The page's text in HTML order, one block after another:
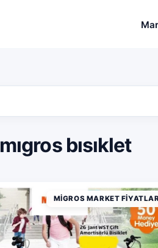
mıgros bısıklet
MIGROS MARKET